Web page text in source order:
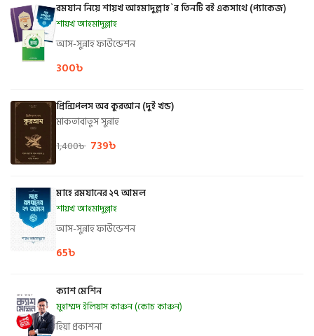
রমযান নিয়ে শায়খ আহমাদুল্লাহ`র তিনটি বই একসাথে (প্যাকেজ)
শায়খ আহমাদুল্লাহ
আস-সুন্নাহ ফাউন্ডেশন
300৳
প্রিন্সিপলস অব কুরআন (দুই খন্ড)
মাকতাবাতুস সুন্নাহ
1,400৳ 739৳
মাহে রমযানের ২৭ আমল
শায়খ আহমাদুল্লাহ
আস-সুন্নাহ ফাউন্ডেশন
65৳
ক্যাশ মেশিন
মুহাম্মদ ইলিয়াস কাঞ্চন (কোচ কাঞ্চন)
হিয়া প্রকাশনা